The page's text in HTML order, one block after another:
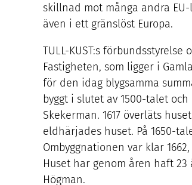
skillnad mot många andra
även i ett gränslöst Europa.
TULL-KUST:s förbundsstyrelse
Fastigheten, som ligger i
för den idag blygsamma
byggt i slutet av 1500-talet och
Skekerman. 1617 överläts
eldhärjades huset. På 1650-
Ombyggnationen var klar 1662
Huset har genom åren haft 23
Högman.